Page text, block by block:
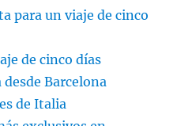
para un viaje de cinco
de cinco días
Barcelona
de Italia